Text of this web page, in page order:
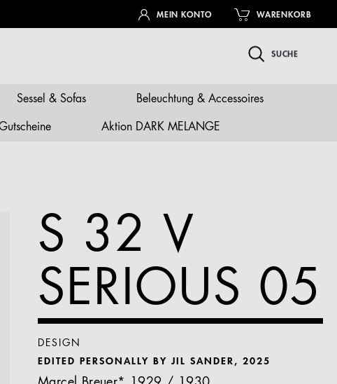
MEIN KONTO WARENKORB
SUCHE
Sessel & Sofas Beleuchtung & Accessoires
Aktion DARK MELANGE
S 32 V
SERIOUS 05
DESIGN
EDITED PERSONALLY BY JIL SANDER, 2025